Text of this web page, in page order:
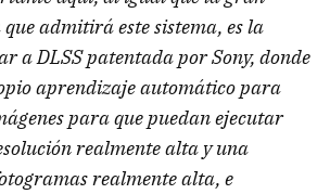
admitirá este sistema, es la
a DLSS patentada por Sony, donde
aprendizaje automático para
para que puedan ejecutar
realmente alta y una
realmente alta, e